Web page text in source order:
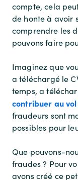
compte, cela
de honte à avoir
comprendre les
pouvons faire
Imaginez que
a téléchargé le
temps, a
contribuer au
fraudeurs sont
possibles pour
Que pouvons-
fraudes ? Pour
avons créé ce